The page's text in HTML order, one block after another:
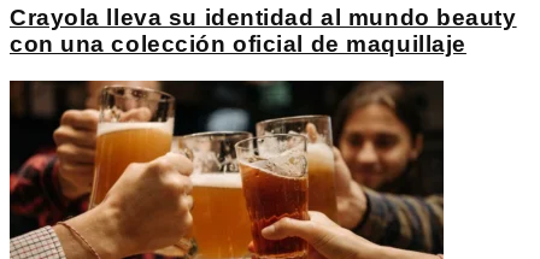
Crayola lleva su identidad al mundo beauty
con una colección oficial de maquillaje